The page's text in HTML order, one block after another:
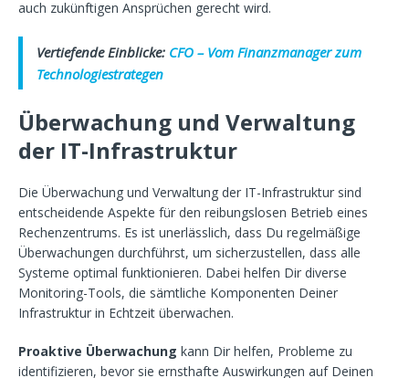
auch zukünftigen Ansprüchen gerecht wird.
Vertiefende Einblicke: CFO – Vom Finanzmanager zum
Technologiestrategen
Überwachung und Verwaltung
der IT-Infrastruktur
Die Überwachung und Verwaltung der IT-Infrastruktur sind
entscheidende Aspekte für den reibungslosen Betrieb eines
Rechenzentrums. Es ist unerlässlich, dass Du regelmäßige
Überwachungen durchführst, um sicherzustellen, dass alle
Systeme optimal funktionieren. Dabei helfen Dir diverse
Monitoring-Tools, die sämtliche Komponenten Deiner
Infrastruktur in Echtzeit überwachen.
Proaktive Überwachung kann Dir helfen, Probleme zu
identifizieren, bevor sie ernsthafte Auswirkungen auf Deinen